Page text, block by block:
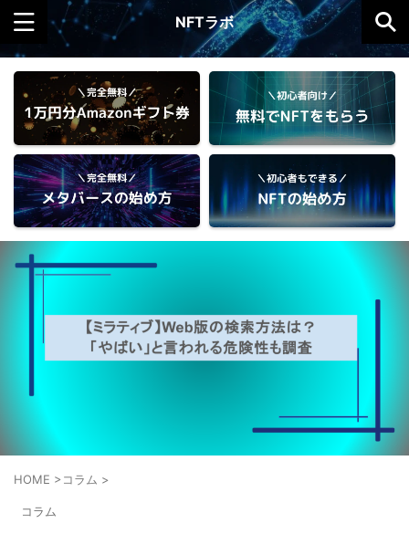
NFTラボ
HOME >コラム >
コラム